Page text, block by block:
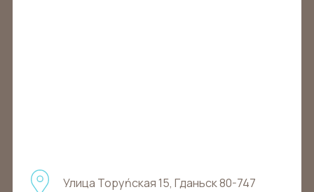
Улица Торуńская 15, Гданьск 80-747